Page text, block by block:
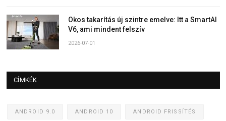
Okos takarítás új szintre emelve: Itt a SmartAI
V6, ami mindent felszív
2026-07-01
CÍMKÉK
ANDROID 9.0 ANDROID 10 ANDROID FRISSÍTÉS